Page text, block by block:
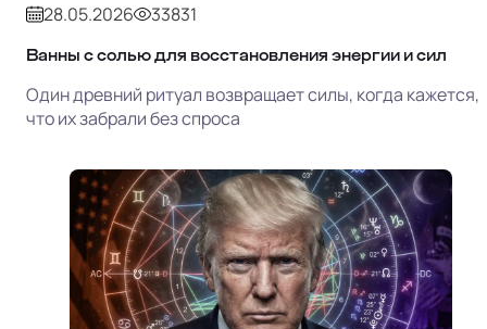
28.05.2026 33831
Ванны с солью для восстановления энергии и сил
Один древний ритуал возвращает силы, когда кажется,
что их забрали без спроса